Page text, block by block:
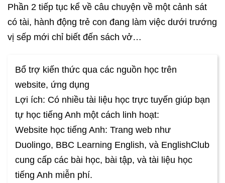
Phần 2 tiếp tục kể về câu chuyện về một cảnh sát
có tài, hành động trẻ con đang làm việc dưới trướng
vị sếp mới chỉ biết đến sách vở…
Bổ trợ kiến thức qua các nguồn học trên
website, ứng dụng
Lợi ích: Có nhiều tài liệu học trực tuyến giúp bạn
tự học tiếng Anh một cách linh hoạt:
Website học tiếng Anh: Trang web như
Duolingo, BBC Learning English, và EnglishClub
cung cấp các bài học, bài tập, và tài liệu học
tiếng Anh miễn phí.